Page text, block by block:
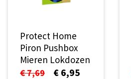
Protect Home
Piron Pushbox
Mieren Lokdozen
€ 7,69 € 6,95